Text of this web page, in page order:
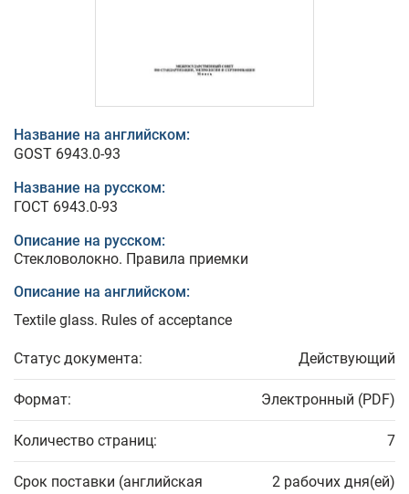
Название на английском:
GOST 6943.0-93
Название на русском:
ГОСТ 6943.0-93
Описание на русском:
Стекловолокно. Правила приемки
Описание на английском:
Textile glass. Rules of acceptance
Статус документа: Действующий
Формат: Электронный (PDF)
Количество страниц: 7
Срок поставки (английская
2 рабочих дня(ей)